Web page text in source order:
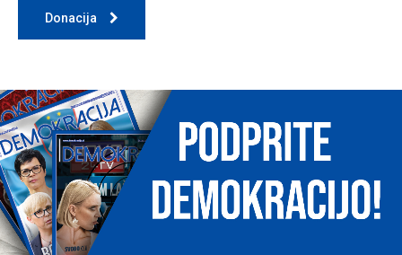
Donacija